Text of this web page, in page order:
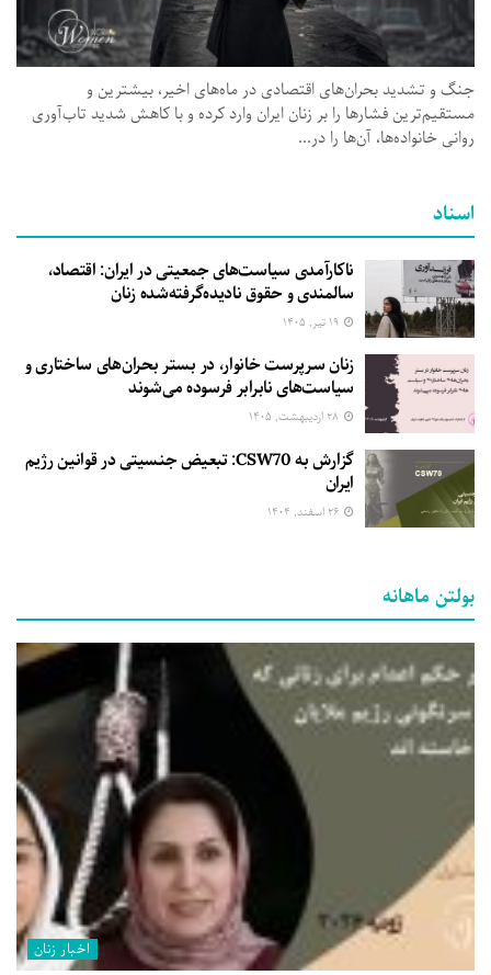
جنگ و تشدید بحران‌های اقتصادی در ماه‌های اخیر، بیشترین و
مستقیم‌ترین فشارها را بر زنان ایران وارد کرده و با کاهش شدید تاب‌آوری
روانی خانواده‌ها، آن‌ها را در...
اسناد
ناکارآمدی سیاست‌های جمعیتی در ایران: اقتصاد،
سالمندی و حقوق نادیده‌گرفته‌شده زنان
زنان سرپرست خانوار، در بستر بحران‌های ساختاری و
سیاست‌های نابرابر فرسوده می‌شوند
گزارش به CSW70: تبعیض جنسیتی در قوانین رژیم
ایران
بولتن ماهانه
اخبار زنان